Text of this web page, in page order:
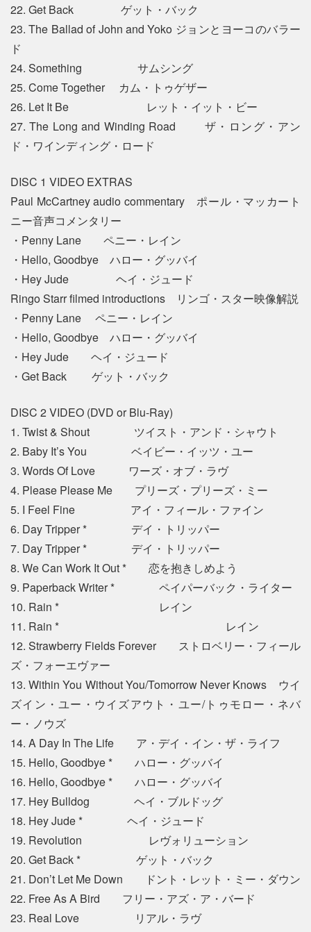
22. Get Back ゲット・バック
23. The Ballad of John and Yoko ジョンとヨーコのバラー
ド
24. Something サムシング
25. Come Together カム・トゥゲザー
26. Let It Be レット・イット・ビー
27. The Long and Winding Road ザ・ロング・アン
ド・ワインディング・ロード
DISC 1 VIDEO EXTRAS
Paul McCartney audio commentary ポール・マッカート
ニー音声コメンタリー
・Penny Lane ペニー・レイン
・Hello, Goodbye ハロー・グッバイ
・Hey Jude ヘイ・ジュード
Ringo Starr filmed introductions リンゴ・スター映像解説
・Penny Lane ペニー・レイン
・Hello, Goodbye ハロー・グッバイ
・Hey Jude ヘイ・ジュード
・Get Back ゲット・バック
DISC 2 VIDEO (DVD or Blu-Ray)
1. Twist & Shout ツイスト・アンド・シャウト
2. Baby It’s You ベイビー・イッツ・ユー
3. Words Of Love ワーズ・オブ・ラヴ
4. Please Please Me プリーズ・プリーズ・ミー
5. I Feel Fine アイ・フィール・ファイン
6. Day Tripper * デイ・トリッパー
7. Day Tripper * デイ・トリッパー
8. We Can Work It Out * 恋を抱きしめよう
9. Paperback Writer * ペイパーバック・ライター
10. Rain * レイン
11. Rain * レイン
12. Strawberry Fields Forever ストロベリー・フィール
ズ・フォーエヴァー
13. Within You Without You/Tomorrow Never Knows ウイ
ズイン・ユー・ウイズアウト・ユー/トゥモロー・ネバ
ー・ノウズ
14. A Day In The Life ア・デイ・イン・ザ・ライフ
15. Hello, Goodbye * ハロー・グッバイ
16. Hello, Goodbye * ハロー・グッバイ
17. Hey Bulldog ヘイ・ブルドッグ
18. Hey Jude * ヘイ・ジュード
19. Revolution レヴォリューション
20. Get Back * ゲット・バック
21. Don’t Let Me Down ドント・レット・ミー・ダウン
22. Free As A Bird フリー・アズ・ア・バード
23. Real Love リアル・ラヴ